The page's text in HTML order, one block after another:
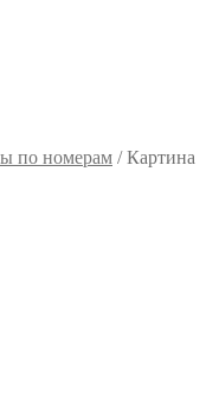
по номерам /Картина